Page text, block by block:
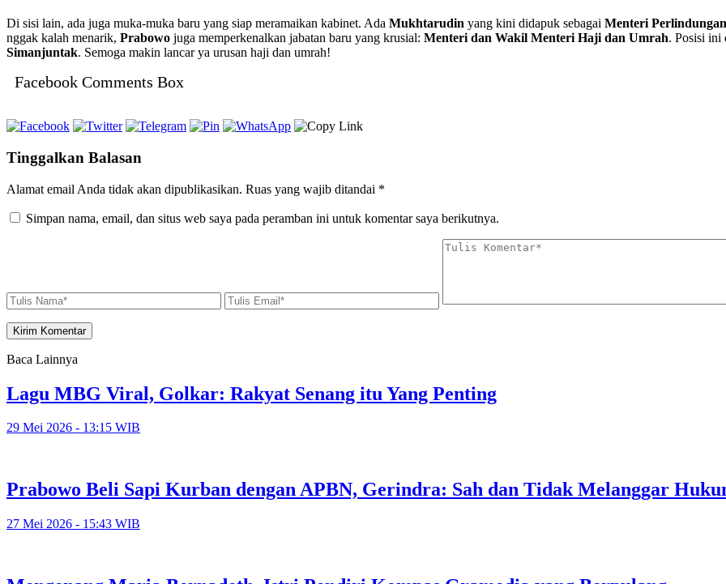
Di sisi lain, ada juga muka-muka baru yang siap meramaikan kabinet. Ada Mukhtarudin yang kini didapuk sebagai Menteri
nggak kalah menarik, Prabowo juga memperkenalkan jabatan baru yang krusial: Menteri dan Wakil Menteri Haji dan Umrah. Posisi ini
Simanjuntak. Semoga makin lancar ya urusan haji dan umrah!
Facebook Comments Box
Tinggalkan Balasan
Alamat email Anda tidak akan dipublikasikan. Ruas yang wajib ditandai *
Simpan nama, email, dan situs web saya pada peramban ini untuk komentar saya berikutnya.
Baca Lainnya
Lagu MBG Viral, Golkar: Rakyat Senang itu Yang Penting
29 Mei 2026 - 13:15 WIB
Prabowo Beli Sapi Kurban dengan APBN, Gerindra: Sah dan Tidak Melanggar
27 Mei 2026 - 15:43 WIB